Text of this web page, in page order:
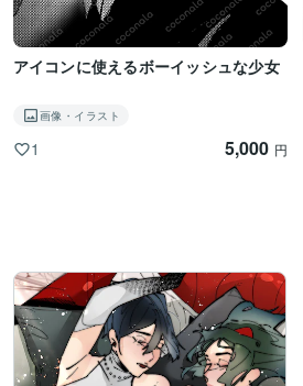
アイコンに使えるボーイッシュな少女
画像・イラスト
1 5,000 円